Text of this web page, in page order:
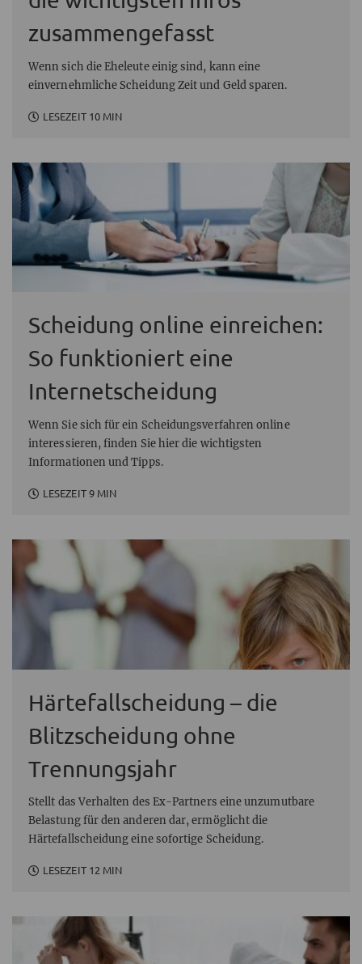
zusammengefasst
Wenn sich die Eheleute einig sind, kann eine
einvernehmliche Scheidung Zeit und Geld sparen.
LESEZEIT 10 MIN
Scheidung online einreichen:
So funktioniert eine
Internetscheidung
Wenn Sie sich für ein Scheidungsverfahren online
interessieren, finden Sie hier die wichtigsten
Informationen und Tipps.
LESEZEIT 9 MIN
Härtefallscheidung – die
Blitzscheidung ohne
Trennungsjahr
Stellt das Verhalten des Ex-Partners eine unzumutbare
Belastung für den anderen dar, ermöglicht die
Härtefallscheidung eine sofortige Scheidung.
LESEZEIT 12 MIN